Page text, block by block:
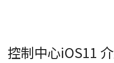
控制中心iOS11